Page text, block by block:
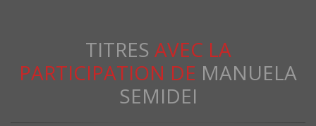
TITRES AVEC LA
PARTICIPATION DE MANUELA
SEMIDEI